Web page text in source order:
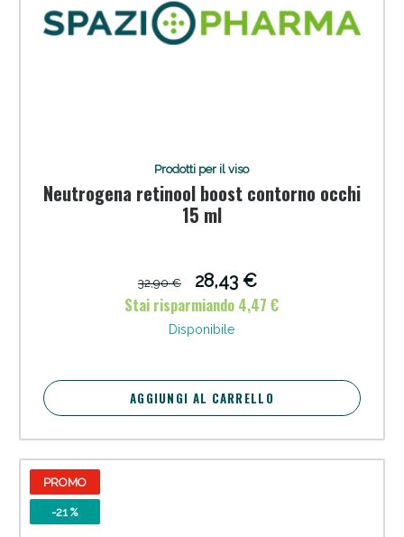
Prodotti per il viso
Neutrogena retinool boost contorno occhi
15 ml
32,90 €
28,43 €
Stai risparmiando 4,47 €
Disponibile
AGGIUNGI AL CARRELLO
PROMO
-21 %
Benessere Intestinale: Sconto fino al 55% valido